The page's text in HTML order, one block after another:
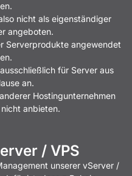
nicht als eigenständiger
angeboten.
Serverprodukte angewendet
für Server aus
an.
Hostingunternehmen
anbieten.
/ VPS
unserer vServer /